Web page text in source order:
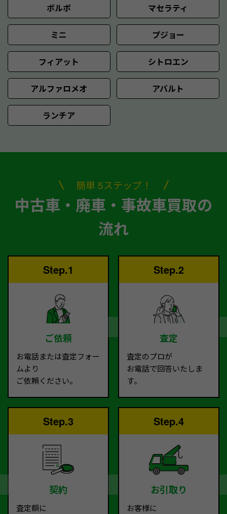
ボルボ マセラティ
ミニ プジョー
フィアット シトロエン
アルファロメオ アバルト
ランチア
簡単 5ステップ！
中古車・廃車・事故車買取の
流れ
Step.1
ご依頼
お電話または査定フォー
ムより
ご依頼ください。
Step.2
査定
査定のプロが
お電話で回答いたしま
す。
Step.3
契約
査定額に
Step.4
お引取り
お客様に